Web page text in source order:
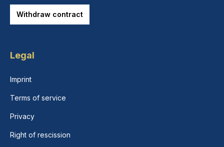
Withdraw contract
Legal
Imprint
Terms of service
Privacy
Right of rescission